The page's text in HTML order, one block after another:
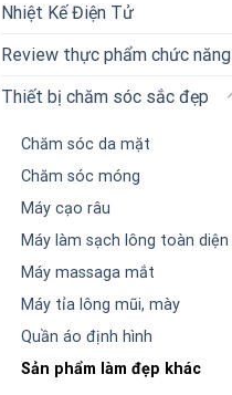
Nhiệt Kế Điện Tử
Review thực phẩm chức năng
Thiết bị chăm sóc sắc đẹp
Chăm sóc da mặt
Chăm sóc móng
Máy cạo râu
Máy làm sạch lông toàn diện
Máy massaga mắt
Máy tỉa lông mũi, mày
Quần áo định hình
Sản phẩm làm đẹp khác